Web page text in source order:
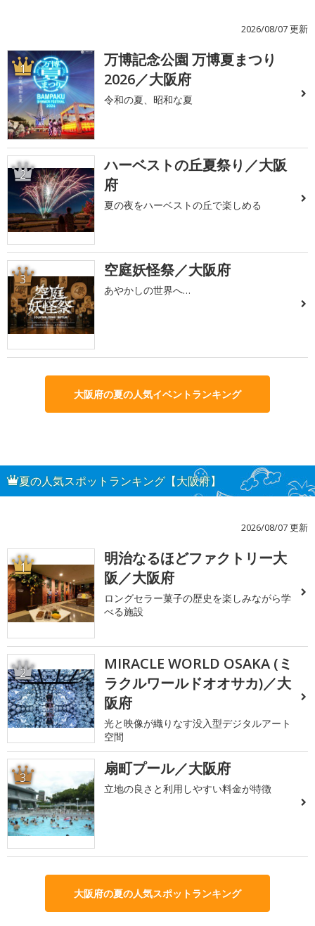
2026/08/07 更新
1
万博記念公園 万博夏まつり
2026／大阪府
令和の夏、昭和な夏
2
ハーベストの丘夏祭り／大阪
府
夏の夜をハーベストの丘で楽しめる
3 空庭妖怪祭／大阪府
あやかしの世界へ…
大阪府の夏の人気イベントランキング
夏の人気スポットランキング【大阪府】
2026/08/07 更新
1
明治なるほどファクトリー大
阪／大阪府
ロングセラー菓子の歴史を楽しみながら学
べる施設
2
MIRACLE WORLD OSAKA (ミ
ラクルワールドオオサカ)／大
阪府
光と映像が織りなす没入型デジタルアート
空間
3 扇町プール／大阪府
立地の良さと利用しやすい料金が特徴
大阪府の夏の人気スポットランキング